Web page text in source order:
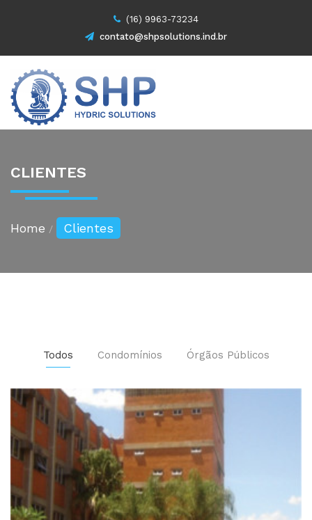
(16) 9963-73234
contato@shpsolutions.ind.br
CLIENTES
Home Clientes
Todos Condomínios Órgãos Públicos